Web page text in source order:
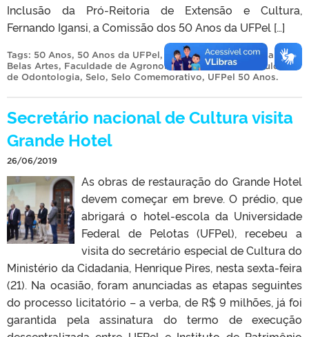
Inclusão da Pró-Reitoria de Extensão e Cultura,
Fernando Igansi, a Comissão dos 50 Anos da UFPel […]
Tags: 50 Anos, 50 Anos da UFPel, Centro de Artes,Escola de
Belas Artes, Faculdade de Agronomia Eliseu Maciel
Faculdade
de Odontologia, Selo, Selo Comemorativo, UFPel 50 Anos.
Secretário nacional de Cultura visita
Grande Hotel
26/06/2019
As obras de restauração do Grande Hotel
devem começar em breve. O prédio, que
abrigará o hotel-escola da Universidade
Federal de Pelotas (UFPel), recebeu a
visita do secretário especial de Cultura do
Ministério da Cidadania, Henrique Pires, nesta sexta-feira
(21). Na ocasião, foram anunciadas as etapas seguintes
do processo licitatório – a verba, de R$ 9 milhões, já foi
garantida pela assinatura do termo de execução